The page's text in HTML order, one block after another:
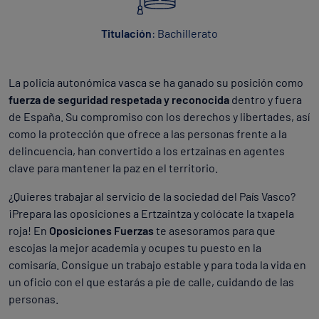
Titulación: Bachillerato
La policía autonómica vasca se ha ganado su posición como
fuerza de seguridad respetada y reconocida dentro y fuera
de España. Su compromiso con los derechos y libertades, así
como la protección que ofrece a las personas frente a la
delincuencia, han convertido a los ertzainas en agentes
clave para mantener la paz en el territorio.
¿Quieres trabajar al servicio de la sociedad del País Vasco?
¡Prepara las oposiciones a Ertzaintza y colócate la txapela
roja! En Oposiciones Fuerzaste asesoramos para que
escojas la mejor academia y ocupes tu puesto en la
comisaría. Consigue un trabajo estable y para toda la vida en
un oficio con el que estarás a pie de calle, cuidando de las
personas.